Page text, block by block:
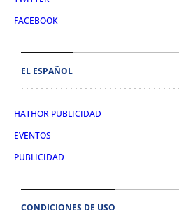
FACEBOOK
EL ESPAÑOL
HATHOR PUBLICIDAD
EVENTOS
PUBLICIDAD
CONDICIONES DE USO